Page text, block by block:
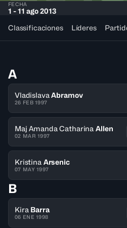
FECHA
1 - 11 ago 2013
Classificaciones
Líderes
A
Vladislava Abramov
26 FEB 1997
Maj Amanda Catharina Allen
02 MAR 1997
Kristina Arsenic
07 MAY 1997
B
Kira Barra
06 ENE 1998